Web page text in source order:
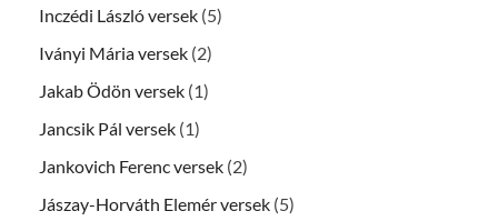
Inczédi László versek (5)
Iványi Mária versek (2)
Jakab Ödön versek (1)
Jancsik Pál versek (1)
Jankovich Ferenc versek (2)
Jászay-Horváth Elemér versek (5)